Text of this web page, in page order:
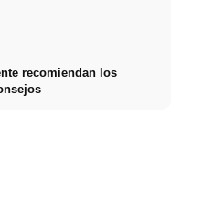
recomiendan los